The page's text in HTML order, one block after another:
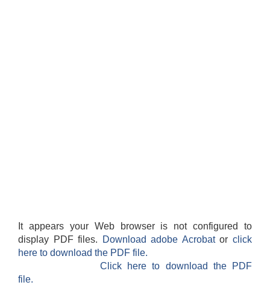
It appears your Web browser is not configured to
display PDF files.
Download adobe Acrobatorclick
here to download the PDF file.
Click here to download the PDF
file.